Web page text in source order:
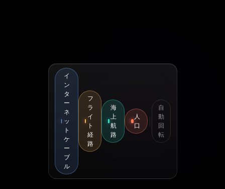
イ
ン
タ
ー
ネ
ッ
ト
ケ
ー
ブ
ル
フ
ラ
イ
ト
経
路
海
上
航
路
人
口
自
動
回
転